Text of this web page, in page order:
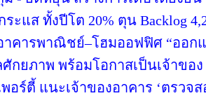
ระแส ทั้งปีโต 20% ตุน Backlog
คารพาณิชย์–โฮมออฟฟิศ “ออก
กยภาพ พร้อมโอกาสเป็นเจ้าของ
อร์ตี้ แนะเจ้าของอาคาร ‘ตรวจ